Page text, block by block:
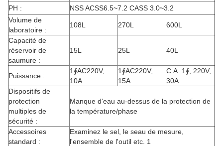
PH :
NSS ACSS6.5~7.2 CASS 3.0~3.2
Volume de
laboratoire :
108L 270L
600L
Capacité de
réservoir de
saumure :
15L 25L 40L
Puissance :
1∮AC220V,
10A
1∮AC220V,
15A
C.A. 1∮, 220V,
30A
Dispositifs de
protection
multiples de
sécurité :
Manque d'eau au-dessus de la protection de
la température/phase
Accessoires
standard :
Examinez le sel, le seau de mesure,
l'ensemble de l'outil etc. 1